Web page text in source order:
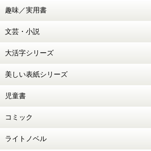
趣味／実用書
文芸・小説
大活字シリーズ
美しい表紙シリーズ
児童書
コミック
ライトノベル